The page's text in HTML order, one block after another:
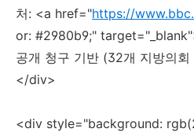
처: <a href="https://
or: #2980b9;"
공개 청구 기반 (32개 지방의
</div>
<div style="background: